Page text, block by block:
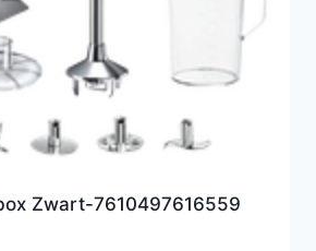
Zwart-7610497616559